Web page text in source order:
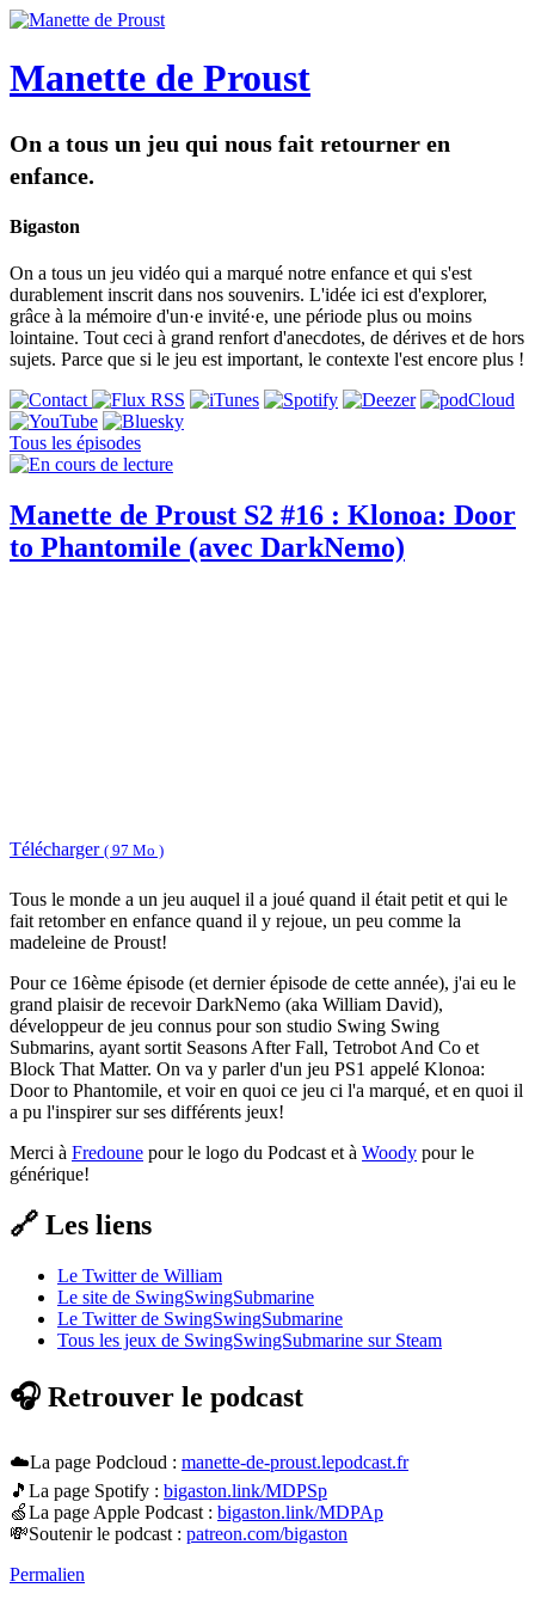
Manette de Proust
On a tous un jeu qui nous fait retourner en
enfance.
Bigaston
On a tous un jeu vidéo qui a marqué notre enfance et qui s'est
durablement inscrit dans nos souvenirs. L'idée ici est d'explorer,
grâce à la mémoire d'un·e invité·e, une période plus ou moins
lointaine. Tout ceci à grand renfort d'anecdotes, de dérives et de hors
sujets. Parce que si le jeu est important, le contexte l'est encore plus !
Tous les épisodes
Manette de Proust S2 #16 : Klonoa: Door
to Phantomile (avec DarkNemo)
Télécharger ( 97 Mo )
Tous le monde a un jeu auquel il a joué quand il était petit et qui le
fait retomber en enfance quand il y rejoue, un peu comme la
madeleine de Proust!
Pour ce 16ème épisode (et dernier épisode de cette année), j'ai eu le
grand plaisir de recevoir DarkNemo (aka William David),
développeur de jeu connus pour son studio Swing Swing
Submarins, ayant sortit Seasons After Fall, Tetrobot And Co et
Block That Matter. On va y parler d'un jeu PS1 appelé Klonoa:
Door to Phantomile, et voir en quoi ce jeu ci l'a marqué, et en quoi il
a pu l'inspirer sur ses différents jeux!
Merci à Fredoune pour le logo du Podcast et à Woody pour le
générique!
🔗 Les liens
Le Twitter de William
Le site de SwingSwingSubmarine
Le Twitter de SwingSwingSubmarine
Tous les jeux de SwingSwingSubmarine sur Steam
🎧 Retrouver le podcast
☁️La page Podcloud : manette-de-proust.lepodcast.fr
🎵La page Spotify : bigaston.link/MDPSp
🍏La page Apple Podcast : bigaston.link/MDPAp
💸Soutenir le podcast : patreon.com/bigaston
Permalien